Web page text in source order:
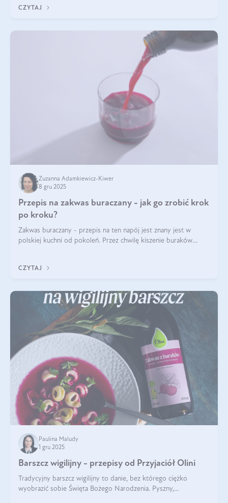
CZYTAJ
Zuzanna Adamkiewicz-Kiwer
8 gru 2025
Przepis na zakwas buraczany - jak go zrobić krok
po kroku?
Zakwas buraczany - przepis na ten napój jest znany jest w
polskiej kuchni od pokoleń. Przez chwilę kiszenie buraków
CZYTAJ
Paulina Maludy
1 gru 2025
Barszcz wigilijny - przepisy od Przyjaciół Olini
Tradycyjny barszcz wigilijny to danie, bez którego ciężko
wyobrazić sobie Święta Bożego Narodzenia. Pyszny,